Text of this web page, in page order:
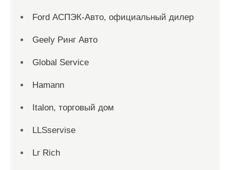
Ford АСПЭК-Авто, официальный дилер
Geely Ринг Авто
Global Service
Hamann
Italon, торговый дом
LLSservise
Lr Rich